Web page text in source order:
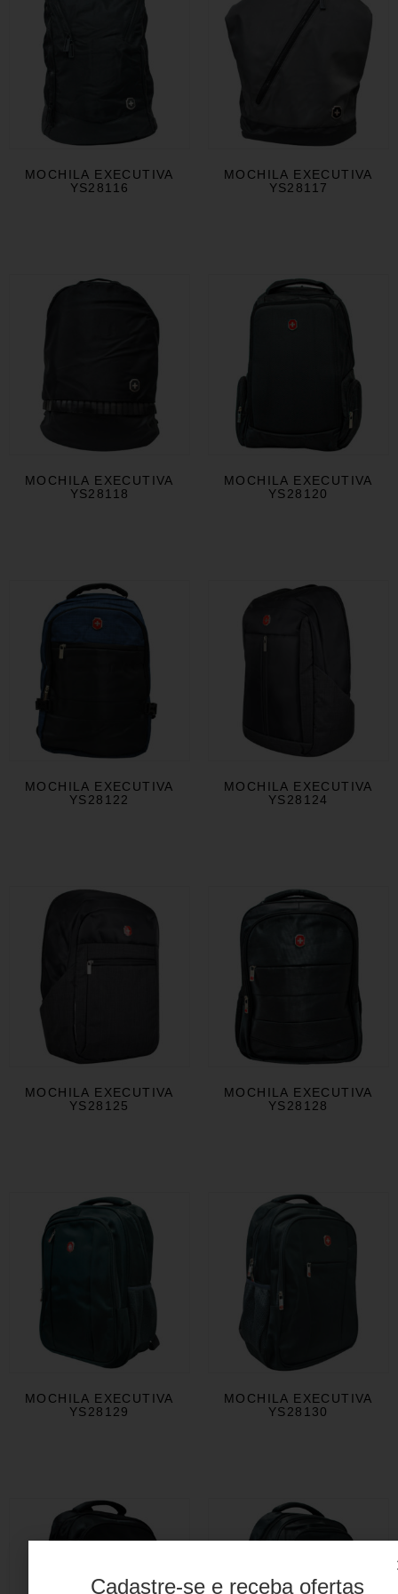
MOCHILA EXECUTIVA
YS28116
MOCHILA EXECUTIVA
YS28117
MOCHILA EXECUTIVA
YS28118
MOCHILA EXECUTIVA
YS28120
MOCHILA EXECUTIVA
YS28122
MOCHILA EXECUTIVA
YS28124
MOCHILA EXECUTIVA
YS28125
MOCHILA EXECUTIVA
YS28128
MOCHILA EXECUTIVA
YS28129
MOCHILA EXECUTIVA
YS28130
Cadastre-se e receba ofertas